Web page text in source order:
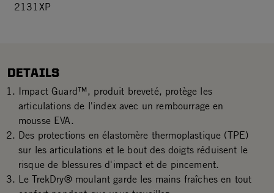
2131XP
DETAILS
Impact Guard™, produit breveté, protège les
articulations de l'index avec un rembourrage en
mousse EVA.
Des protections en élastomère thermoplastique (TPE)
sur les articulations et le bout des doigts réduisent le
risque de blessures d'impact et de pincement.
Le TrekDry® moulant garde les mains fraîches en tout